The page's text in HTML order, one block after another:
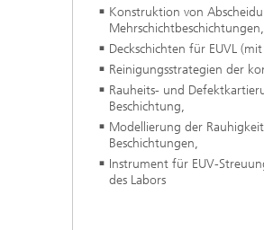
Konstruktion von
Mehrschichtbeschichtungen,
Deckschichten für EUVL
Reinigungsstrategien der
Rauheits- und
Beschichtung,
Modellierung der
Beschichtungen,
Instrument für EUV-
des Labors